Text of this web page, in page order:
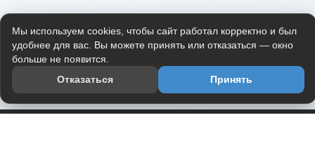
Мы используем cookies, чтобы сайт работал корректно и был
удобнее для вас. Вы можете принять или отказаться — окно
больше не появится.
Отказаться
Принять